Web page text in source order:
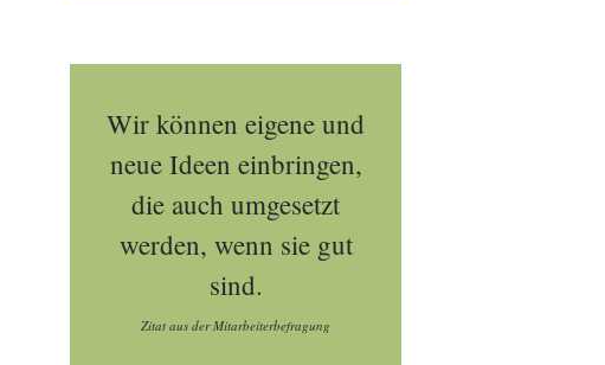
Wir können eigene und
neue Ideen einbringen,
die auch umgesetzt
werden, wenn sie gut
sind.
Zitat aus der Mitarbeiterbefragung